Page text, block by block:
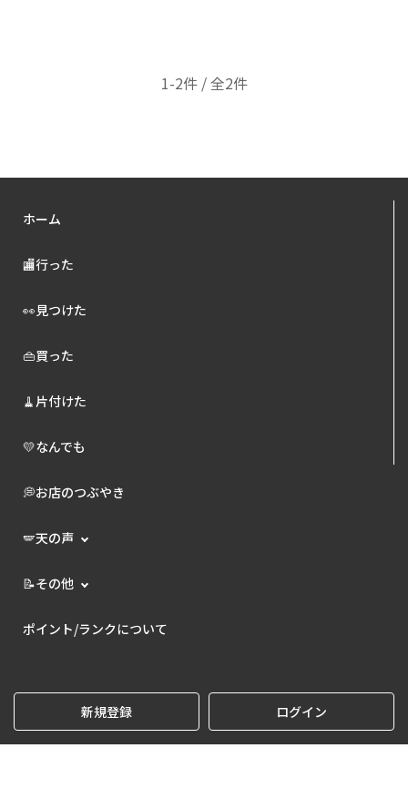
1-2件 / 全2件
ホーム
🏬行った
👀見つけた
👜買った
🧹片付けた
💛なんでも
💭お店のつぶやき
🪽天の声
📝その他
ポイント/ランクについて
新規登録 ログイン